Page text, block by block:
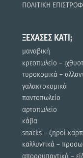
ΠΟΛΙΤΙΚΗ
ΞΕΧΑΣΕΣ ΚΑΤΙ;
μαναβική
κρεοπωλείο –
τυροκομικά –
γαλακτοκομικά
παντοπωλείο
αρτοπωλείο
κάβα
snacks – ξηροί
καλλυντικά –
απορρυπαντικά –